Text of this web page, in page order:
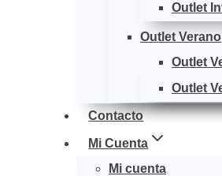
Outlet
Outlet Verano
Outlet
Outlet
Contacto
Mi Cuenta
Mi cuenta